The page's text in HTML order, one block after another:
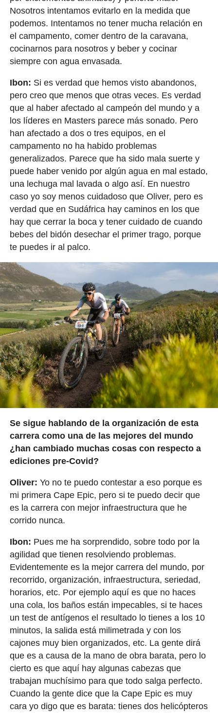
Nosotros intentamos evitarlo en la medida que
podemos. Intentamos no tener mucha relación en
el campamento, comer dentro de la caravana,
cocinarnos para nosotros y beber y cocinar
siempre con agua envasada.
Ibon: Si es verdad que hemos visto abandonos,
pero creo que menos que otras veces. Es verdad
que al haber afectado al campeón del mundo y a
los líderes en Masters parece más sonado. Pero
han afectado a dos o tres equipos, en el
campamento no ha habido problemas
generalizados. Parece que ha sido mala suerte y
puede haber venido por algún agua en mal estado,
una lechuga mal lavada o algo así. En nuestro
caso yo soy menos cuidadoso que Oliver, pero es
verdad que en Sudáfrica hay caminos en los que
hay que cerrar la boca y tener cuidado de cuando
bebes del bidón desechar el primer trago, porque
te puedes ir al palco.
Se sigue hablando de la organización de esta
carrera como una de las mejores del mundo
¿han cambiado muchas cosas con respecto a
ediciones pre-Covid?
Oliver: Yo no te puedo contestar a eso porque es
mi primera Cape Epic, pero si te puedo decir que
es la carrera con mejor infraestructura que he
corrido nunca.
Ibon: Pues me ha sorprendido, sobre todo por la
agilidad que tienen resolviendo problemas.
Evidentemente es la mejor carrera del mundo, por
recorrido, organización, infraestructura, seriedad,
horarios, etc. Por ejemplo aquí es que no haces
una cola, los baños están impecables, si te haces
un test de antígenos el resultado lo tienes a los 10
minutos, la salida está milimetrada y con los
cajones muy bien organizados, etc. La gente dirá
que es a causa de la mano de obra barata, pero lo
cierto es que aquí hay algunas cabezas que
trabajan muchísimo para que todo salga perfecto.
Cuando la gente dice que la Cape Epic es muy
cara yo digo que es barata: tienes dos helicópteros